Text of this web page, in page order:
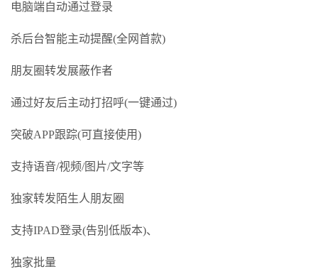
电脑端自动通过登录
杀后台智能主动提醒(全网首款)
朋友圈转发展蔽作者
通过好友后主动打招呼(一键通过)
突破APP跟踪(可直接使用)
支持语音/视频/图片/文字等
独家转发陌生人朋友圈
支持IPAD登录(告别低版本)、
独家批量